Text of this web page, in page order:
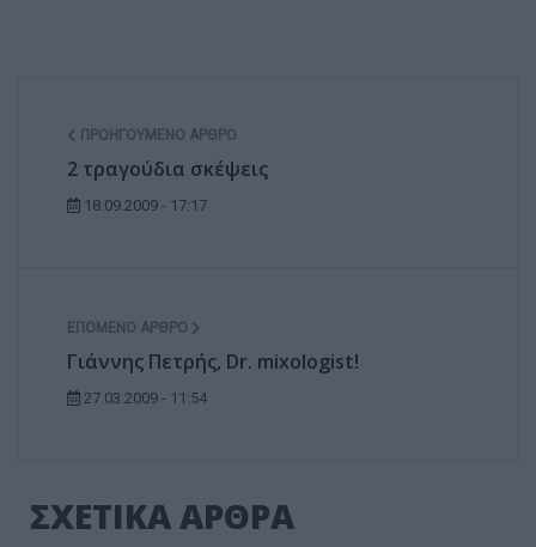
ΠΡΟΗΓΟΎΜΕΝΟ ΆΡΘΡΟ
2 τραγούδια σκέψεις
18.09.2009 - 17:17
ΕΠΌΜΕΝΟ ΆΡΘΡΟ
Γιάννης Πετρής, Dr. mixologist!
27.03.2009 - 11:54
ΣΧΕΤΙΚΑ ΑΡΘΡΑ